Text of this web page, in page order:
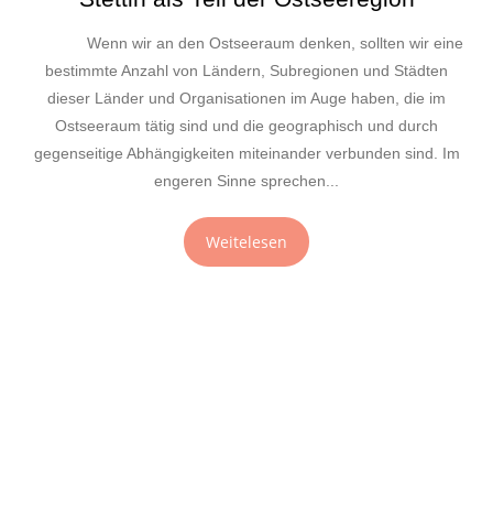
Wenn wir an den Ostseeraum denken, sollten wir eine
bestimmte Anzahl von Ländern, Subregionen und Städten
dieser Länder und Organisationen im Auge haben, die im
Ostseeraum tätig sind und die geographisch und durch
gegenseitige Abhängigkeiten miteinander verbunden sind. Im
engeren Sinne sprechen...
Weitelesen